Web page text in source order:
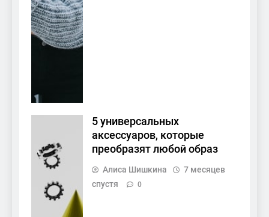
5 универсальных
аксессуаров, которые
преобразят любой образ
Алиса Шишкина
7 месяцев
спустя
0